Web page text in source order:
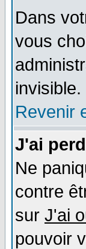
Dans
vous
invisible.
Revenir
J'ai
Ne
contre
sur J'ai
pouvoir